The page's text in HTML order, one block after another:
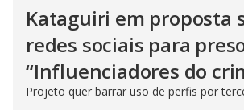
Kataguiri em proposta
redes sociais para
“Influenciadores do
Projeto quer barrar uso de perfis por